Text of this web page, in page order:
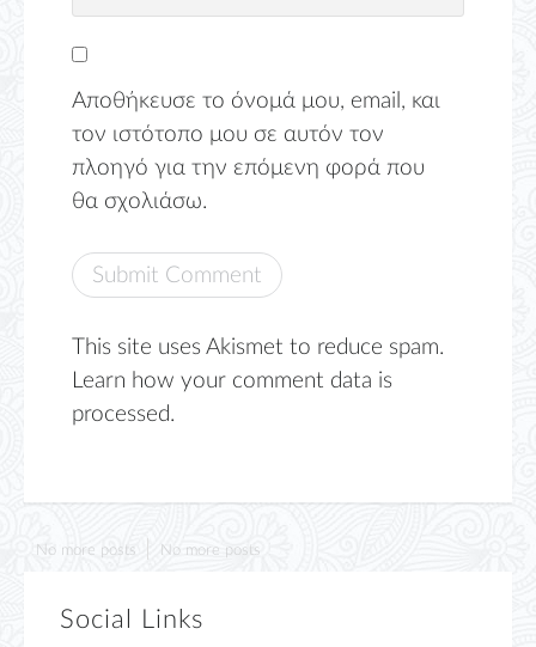
Αποθήκευσε το όνομά μου, email, και
τον ιστότοπο μου σε αυτόν τον
πλοηγό για την επόμενη φορά που
θα σχολιάσω.
This site uses Akismet to reduce spam.
Learn how your comment data is
processed.
No more posts No more posts
Social Links